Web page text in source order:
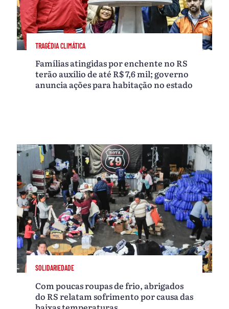
TRAGÉDIA CLIMÁTICA
Famílias atingidas por enchente no RS
terão auxílio de até R$ 7,6 mil; governo
anuncia ações para habitação no estado
SOLIDARIEDADE
Com poucas roupas de frio, abrigados
do RS relatam sofrimento por causa das